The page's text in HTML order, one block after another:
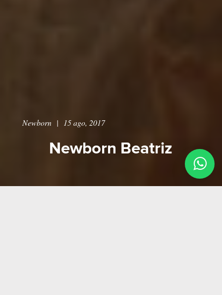
Newborn| 15 ago, 2017
Newborn Beatriz